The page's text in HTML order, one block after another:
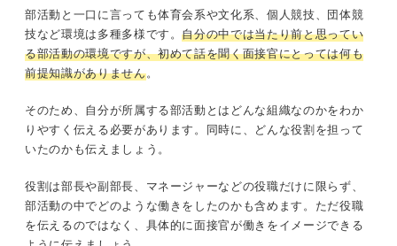
部活動と一口に言っても体育会系や文化系、個人競技、団体競
技など環境は多種多様です。自分の中では当たり前と思ってい
る部活動の環境ですが、初めて話を聞く面接官にとっては何も
前提知識がありません。
そのため、自分が所属する部活動とはどんな組織なのかをわか
りやすく伝える必要があります。同時に、どんな役割を担って
いたのかも伝えましょう。
役割は部長や副部長、マネージャーなどの役職だけに限らず、
部活動の中でどのような働きをしたのかも含めます。ただ役職
を伝えるのではなく、具体的に面接官が働きをイメージできる